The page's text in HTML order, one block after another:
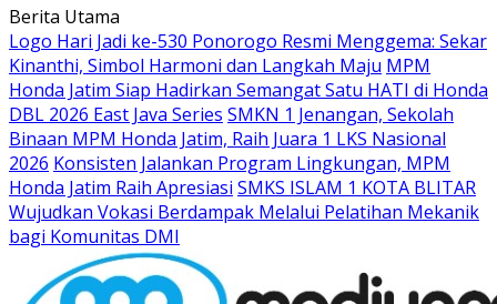
Langsung
ke
konten
Berita Utama
Logo Hari Jadi ke-530 Ponorogo Resmi Menggema: Sekar
Kinanthi, Simbol Harmoni dan Langkah Maju MPM
Honda Jatim Siap Hadirkan Semangat Satu HATI di Honda
DBL 2026 East Java Series SMKN 1 Jenangan, Sekolah
Binaan MPM Honda Jatim, Raih Juara 1 LKS Nasional
2026 Konsisten Jalankan Program Lingkungan, MPM
Honda Jatim Raih Apresiasi SMKS ISLAM 1 KOTA BLITAR
Wujudkan Vokasi Berdampak Melalui Pelatihan Mekanik
bagi Komunitas DMI